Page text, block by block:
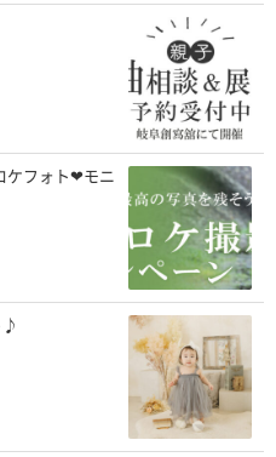
ケフォト❤モニ
♪